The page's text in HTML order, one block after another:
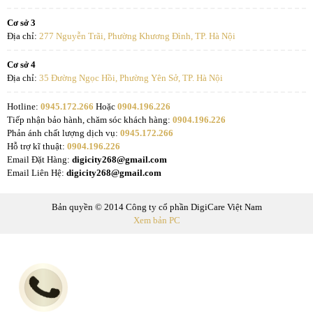
Cơ sở 3
Địa chỉ: 277 Nguyễn Trãi, Phường Khương Đình, TP. Hà Nội
Cơ sở 4
Địa chỉ: 35 Đường Ngọc Hồi, Phường Yên Sở, TP. Hà Nội
Hotline: 0945.172.266 Hoặc 0904.196.226
Tiếp nhận bảo hành, chăm sóc khách hàng: 0904.196.226
Phản ánh chất lượng dịch vụ: 0945.172.266
Hỗ trợ kĩ thuật: 0904.196.226
Email Đặt Hàng: digicity268@gmail.com
Email Liên Hệ: digicity268@gmail.com
Bản quyền © 2014 Công ty cổ phần DigiCare Việt Nam
Xem bản PC